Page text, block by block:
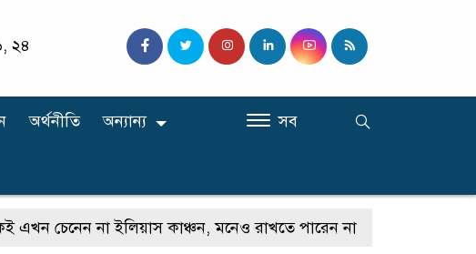
২৪
অর্থনীতি অন্যান্য সব
না ইলিয়াস কাঞ্চন, মনেও রাখতে পারেন না কেউ যদি আমাকে